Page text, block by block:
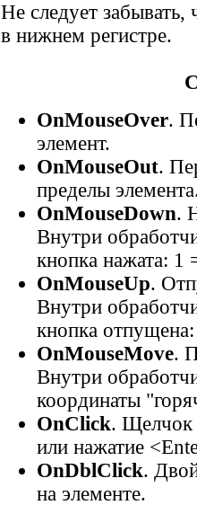
Не следует забывать,
в нижнем регистре.
OnMouseOver.
элемент.
OnMouseOut.
пределы
OnMouseDown.
Внутри
кнопка нажата: 1
OnMouseUp.
Внутри
кнопка
OnMouseMove.
Внутри
координаты
OnClick. Щелчок
или нажатие
OnDblClick.
на элементе.